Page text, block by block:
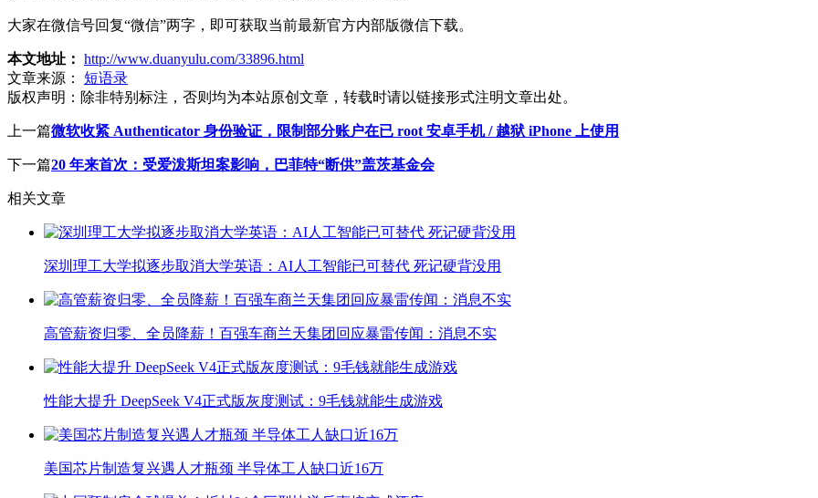
大家在微信号回复“微信”两字，即可获取当前最新官方内部版微信下载。
本文地址： http://www.duanyulu.com/33896.html
文章来源：
短语录
版权声明： 除非特别标注，否则均为本站原创文章，转载时请以链接形式注明文章出处。
上一篇微软收紧 Authenticator 身份验证，限制部分账户在已 root 安卓手机 / 越狱 iPhone 上使用
下一篇20 年来首次：受爱泼斯坦案影响，巴菲特“断供”盖茨基金会
相关文章
深圳理工大学拟逐步取消大学英语：AI人工智能已可替代 死记硬背没用
高管薪资归零、全员降薪！百强车商兰天集团回应暴雷传闻：消息不实
性能大提升 DeepSeek V4正式版灰度测试：9毛钱就能生成游戏
美国芯片制造复兴遇人才瓶颈 半导体工人缺口近16万